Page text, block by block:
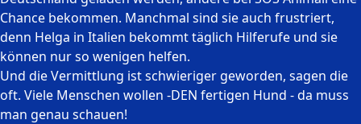
Chance bekommen. Manchmal sind sie auch frustriert,
denn Helga in Italien bekommt täglich Hilferufe und sie
können nur so wenigen helfen.
Und die Vermittlung ist schwieriger geworden, sagen die
oft. Viele Menschen wollen -DEN fertigen Hund - da muss
man genau schauen!